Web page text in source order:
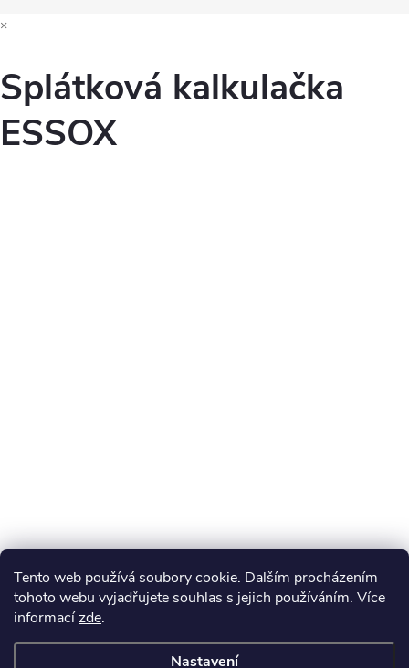
Tento web používá soubory cookie. Dalším procházením
tohoto webu vyjadřujete souhlas s jejich používáním. Více
informacízde.
Nastavení
×
Splátková kalkulačka
ESSOX